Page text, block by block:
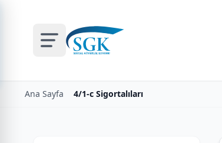
Ana Sayfa 4/1-c Sigortalıları